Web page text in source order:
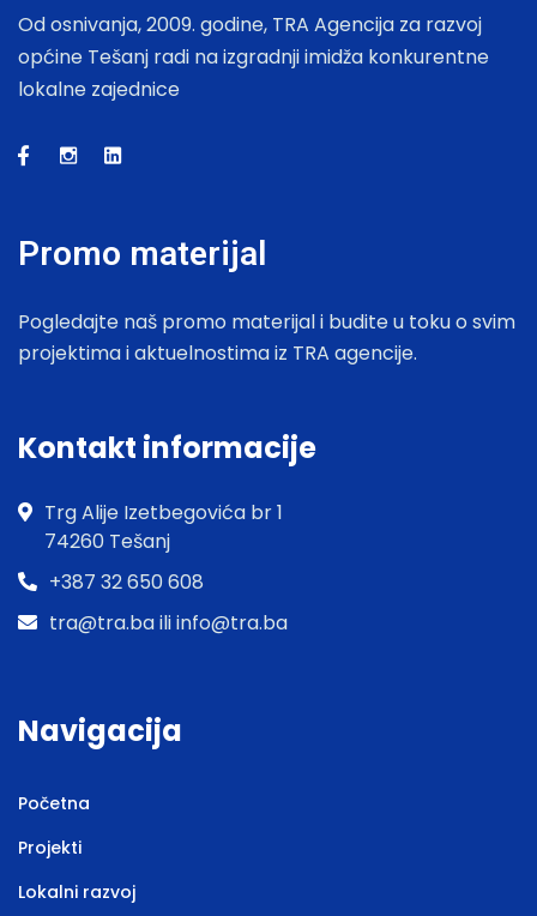
Od osnivanja, 2009. godine, TRA Agencija za razvoj
općine Tešanj radi na izgradnji imidža konkurentne
lokalne zajednice
Promo materijal
Pogledajte naš promo materijal i budite u toku o svim
projektima i aktuelnostima iz TRA agencije.
Kontakt informacije
Trg Alije Izetbegovića br 1
74260 Tešanj
+387 32 650 608
tra@tra.ba ili info@tra.ba
Navigacija
Početna
Projekti
Lokalni razvoj